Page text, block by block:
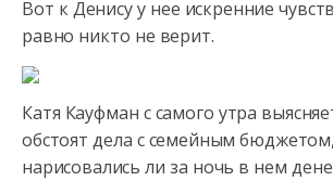
Вот к Денису у нее искренние
равно никто не верит.
Катя Кауфман с самого утра
обстоят дела с семейным
нарисовались ли за ночь в нем